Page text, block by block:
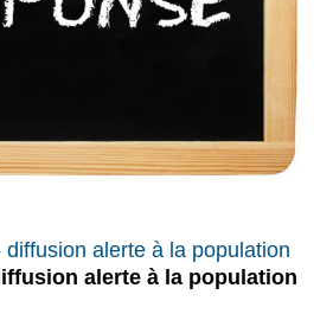
alerte à la population